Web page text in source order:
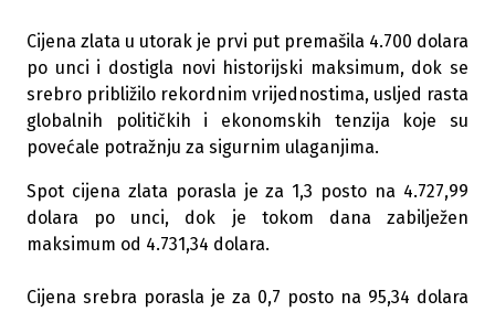
Cijena zlata u utorak je prvi put premašila 4.700 dolara
po unci i dostigla novi historijski maksimum, dok se
srebro približilo rekordnim vrijednostima, usljed rasta
globalnih političkih i ekonomskih tenzija koje su
povećale potražnju za sigurnim ulaganjima.
Spot cijena zlata porasla je za 1,3 posto na 4.727,99
dolara po unci, dok je tokom dana zabilježen
maksimum od 4.731,34 dolara.
Cijena srebra porasla je za 0,7 posto na 95,34 dolara